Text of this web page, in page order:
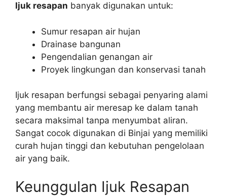
Ijuk resapan banyak digunakan untuk:
Sumur resapan air hujan
Drainase bangunan
Pengendalian genangan air
Proyek lingkungan dan konservasi tanah
Ijuk resapan berfungsi sebagai penyaring alami
yang membantu air meresap ke dalam tanah
secara maksimal tanpa menyumbat aliran.
Sangat cocok digunakan di Binjai yang memiliki
curah hujan tinggi dan kebutuhan pengelolaan
air yang baik.
Keunggulan Ijuk Resapan